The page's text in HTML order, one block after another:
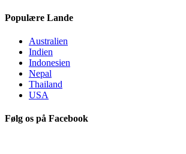
Populære Lande
Australien
Indien
Indonesien
Nepal
Thailand
USA
Følg os på Facebook